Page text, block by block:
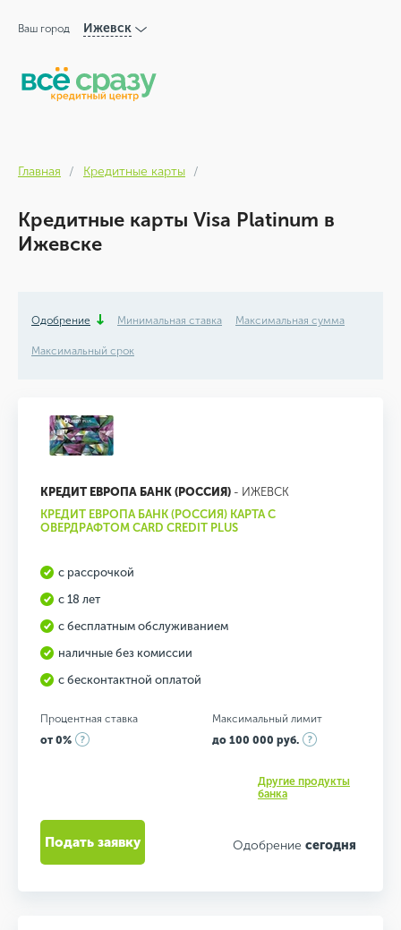
Ваш город Ижевск
Главная Кредитные карты
Кредитные карты Visa Platinum в
Ижевске
Одобрение Минимальная ставка Максимальная сумма
Максимальный срок
КРЕДИТ ЕВРОПА БАНК (РОССИЯ) - ИЖЕВСК
КРЕДИТ ЕВРОПА БАНК (РОССИЯ) КАРТА С
ОВЕРДРАФТОМ CARD CREDIT PLUS
с рассрочкой
с 18 лет
с бесплатным обслуживанием
наличные без комиссии
с бесконтактной оплатой
Процентная ставка
от 0%
Максимальный лимит
до 100 000 руб.
Другие продукты
банка
Одобрение сегодня
Подать заявку